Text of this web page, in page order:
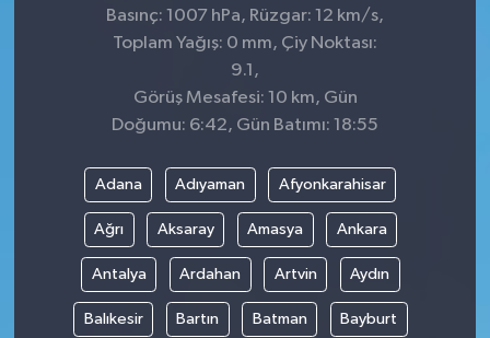
Basınç: 1007 hPa, Rüzgar: 12 km/s,
Toplam Yağış: 0 mm, Çiy Noktası:
9.1,
Görüş Mesafesi: 10 km, Gün
Doğumu: 6:42, Gün Batımı: 18:55
Adana Adıyaman Afyonkarahisar
Ağrı Aksaray Amasya Ankara
Antalya Ardahan Artvin Aydın
Balıkesir Bartın Batman Bayburt